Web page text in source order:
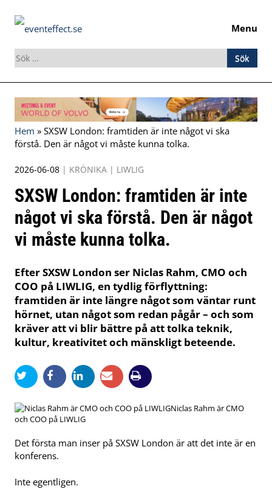
Menu
Sök
efter:
Skip
to
content
Hem » SXSW London: framtiden är inte något vi ska
förstå. Den är något vi måste kunna tolka.
2026-06-08 | KRÖNIKA | LIWLIG
SXSW London: framtiden är inte
något vi ska förstå. Den är något
vi måste kunna tolka.
Efter SXSW London ser Niclas Rahm, CMO och
COO på LIWLIG, en tydlig förflyttning:
framtiden är inte längre något som väntar runt
hörnet, utan något som redan pågår – och som
kräver att vi blir bättre på att tolka teknik,
kultur, kreativitet och mänskligt beteende.
Niclas Rahm är CMO
och COO på LIWLIG
Det första man inser på SXSW London är att det inte är en
konferens.
Inte egentligen.